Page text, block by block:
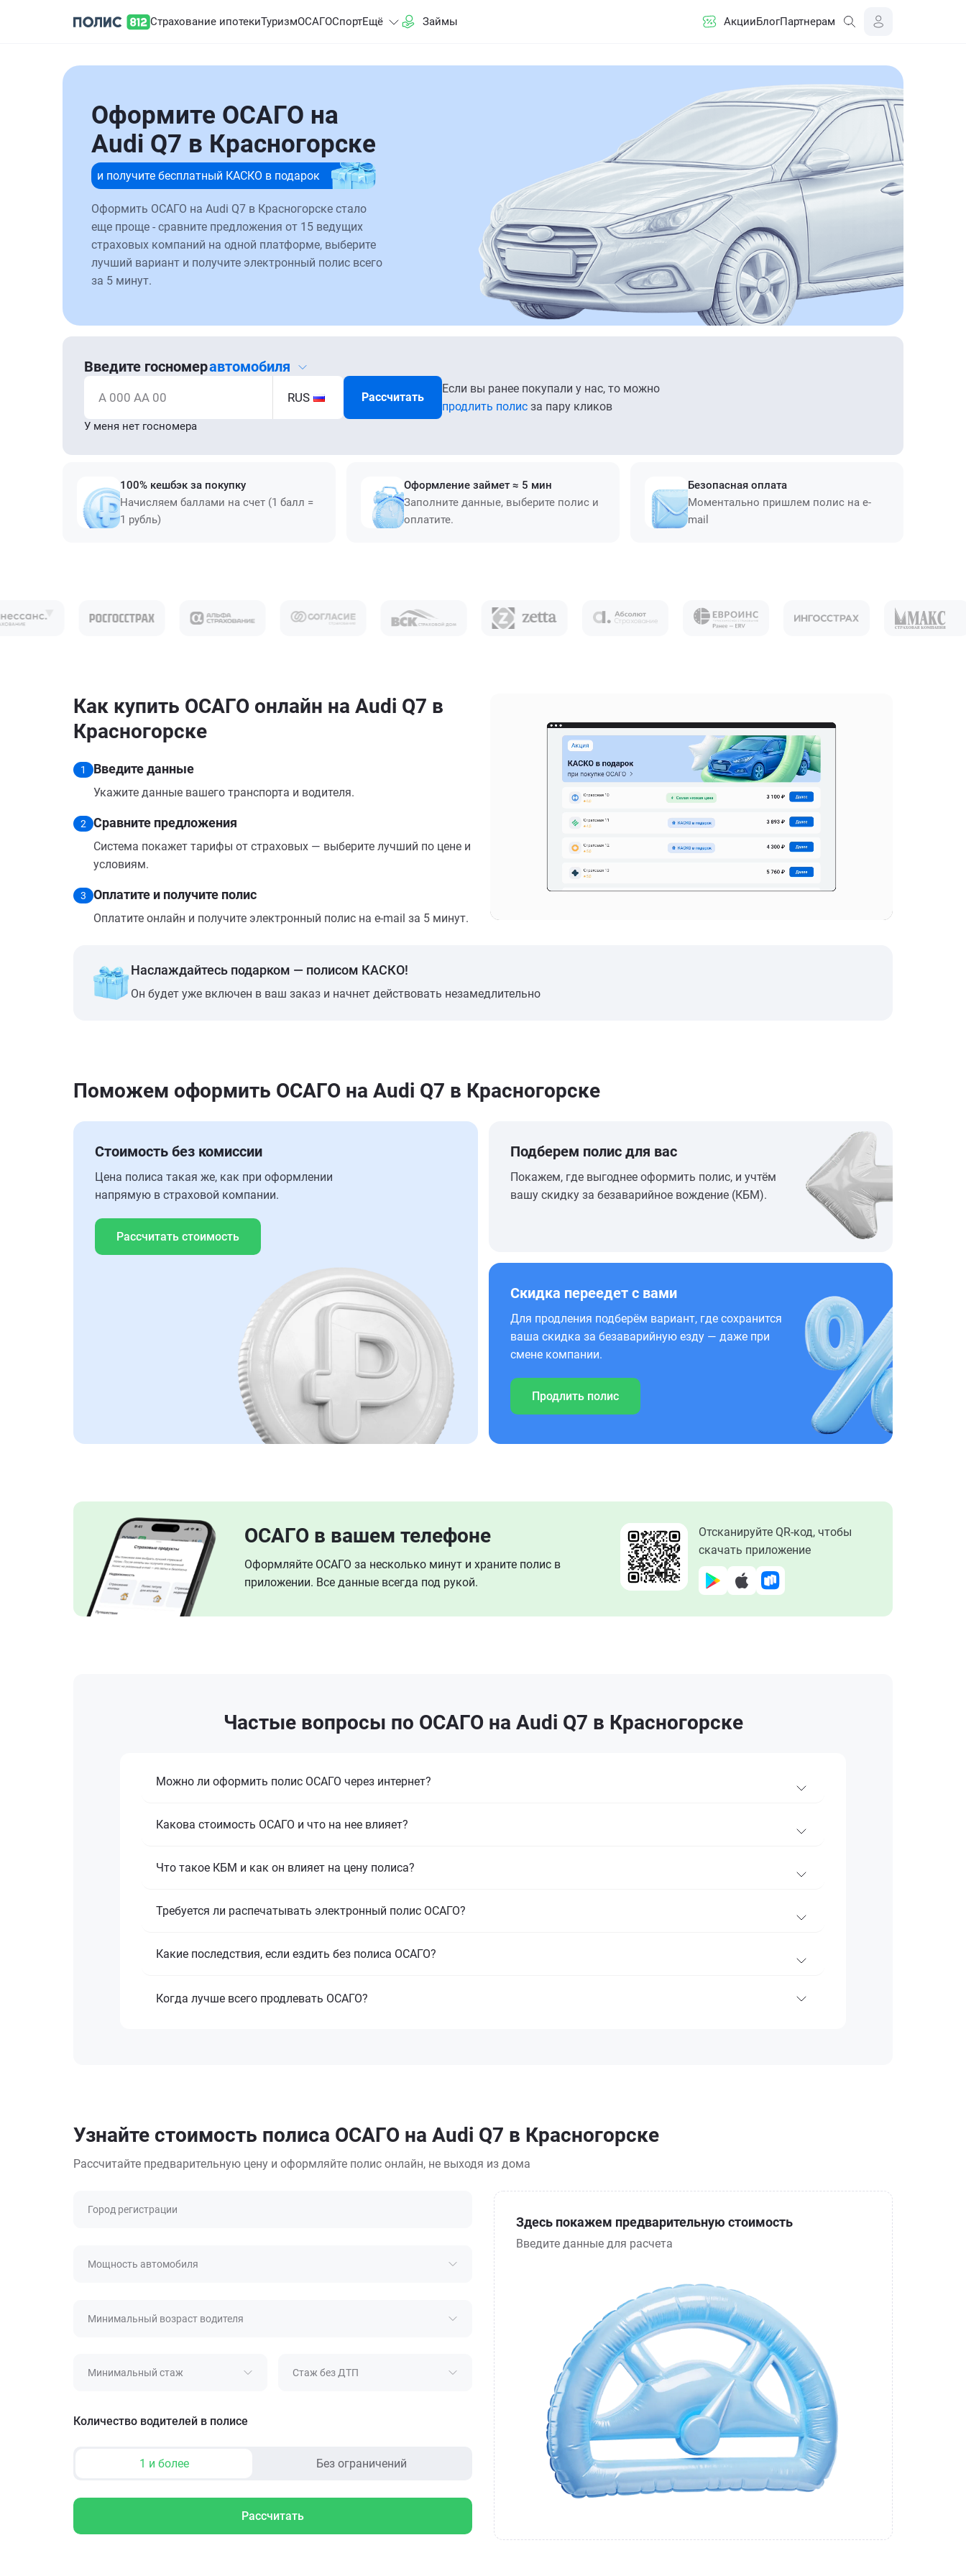
Страхование ипотекиТуризмОСАГОСпортЕщё Займы АкцииБлогПартнерам
Оформите ОСАГО на
Audi Q7 в Красногорске
и получите бесплатный КАСКО в подарок
Оформить ОСАГО на Audi Q7 в Красногорске стало
еще проще - сравните предложения от 15 ведущих
страховых компаний на одной платформе, выберите
лучший вариант и получите электронный полис всего
за 5 минут.
Введите госномеравтомобиля
А 000 АА 00 RUS Рассчитать
Если вы ранее покупали у нас, то можно
продлить полис за пару кликов
У меня нет госномера
100% кешбэк за покупку
Начисляем баллами на счет (1 балл =
1 рубль)
Оформление займет ≈ 5 мин
Заполните данные, выберите полис и
оплатите.
Безопасная оплата
Моментально пришлем полис на e-
mail
Как купить ОСАГО онлайн на Audi Q7 в
Красногорске
1 Введите данные
Укажите данные вашего транспорта и водителя.
2 Сравните предложения
Система покажет тарифы от страховых — выберите лучший по цене и
условиям.
3 Оплатите и получите полис
Оплатите онлайн и получите электронный полис на e-mail за 5 минут.
Наслаждайтесь подарком — полисом КАСКО!
Он будет уже включен в ваш заказ и начнет действовать незамедлительно
Поможем оформить ОСАГО на Audi Q7 в Красногорске
Стоимость без комиссии
Цена полиса такая же, как при оформлении
напрямую в страховой компании.
Рассчитать стоимость
Подберем полис для вас
Покажем, где выгоднее оформить полис, и учтём
вашу скидку за безаварийное вождение (КБМ).
Скидка переедет с вами
Для продления подберём вариант, где сохранится
ваша скидка за безаварийную езду — даже при
смене компании.
Продлить полис
ОСАГО в вашем телефоне
Оформляйте ОСАГО за несколько минут и храните полис в
приложении. Все данные всегда под рукой.
Отсканируйте QR-код, чтобы
скачать приложение
Частые вопросы по ОСАГО на Audi Q7 в Красногорске
Можно ли оформить полис ОСАГО через интернет?
Какова стоимость ОСАГО и что на нее влияет?
Что такое КБМ и как он влияет на цену полиса?
Требуется ли распечатывать электронный полис ОСАГО?
Какие последствия, если ездить без полиса ОСАГО?
Когда лучше всего продлевать ОСАГО?
Узнайте стоимость полиса ОСАГО на Audi Q7 в Красногорске
Рассчитайте предварительную цену и оформляйте полис онлайн, не выходя из дома
Город регистрации
Мощность автомобиля
Минимальный возраст водителя
Минимальный стаж Стаж без ДТП
Количество водителей в полисе
1 и более Без ограничений
Рассчитать
Здесь покажем предварительную стоимость
Введите данные для расчета